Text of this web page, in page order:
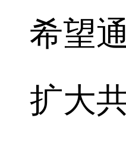
希望
扩大